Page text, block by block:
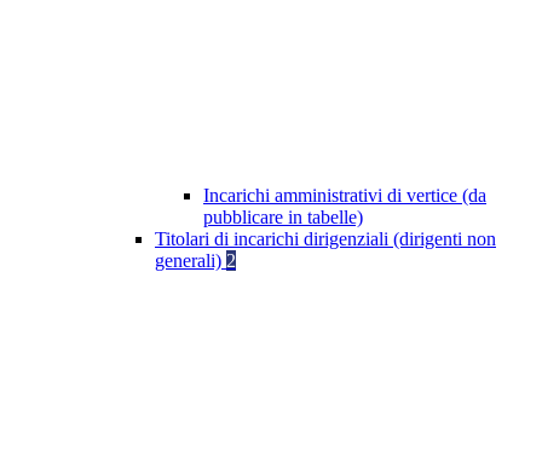
Incarichi amministrativi di vertice (da
pubblicare in tabelle)
Titolari di incarichi dirigenziali (dirigenti non
generali) 2